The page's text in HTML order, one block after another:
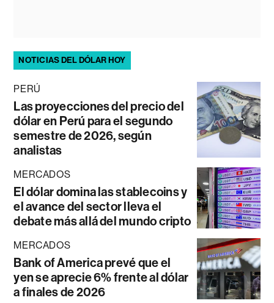
NOTICIAS DEL DÓLAR HOY
PERÚ
Las proyecciones del precio del
dólar en Perú para el segundo
semestre de 2026, según
analistas
MERCADOS
El dólar domina las stablecoins y
el avance del sector lleva el
debate más allá del mundo cripto
MERCADOS
Bank of America prevé que el
yen se aprecie 6% frente al dólar
a finales de 2026